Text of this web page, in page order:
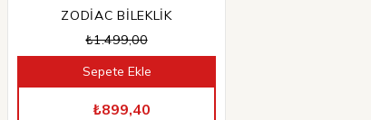
ZODİAC BİLEKLİK
₺1.499,00
Sepete Ekle
₺899,40